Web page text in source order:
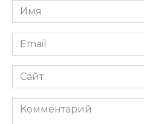
Имя
*
Email
*
Сайт
Комментарий